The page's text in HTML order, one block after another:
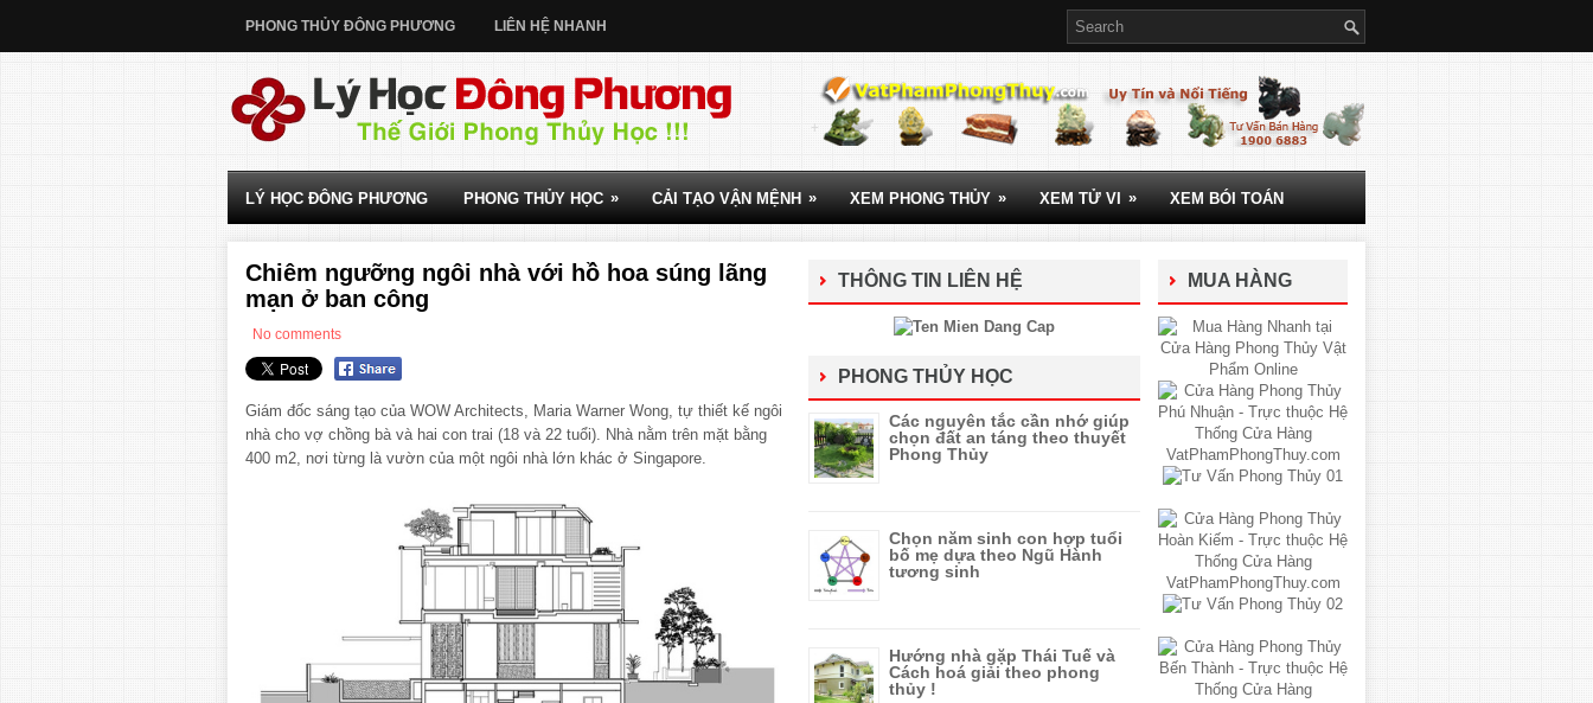
PHONG THỦY ĐÔNG PHƯƠNG LIÊN HỆ NHANH
LÝ HỌC ĐÔNG PHƯƠNG PHONG THỦY HỌC » CẢI TẠO VẬN MỆNH » XEM PHONG THỦY » XEM TỬ VI » XEM BÓI TOÁN
Chiêm ngưỡng ngôi nhà với hồ hoa súng lãng
mạn ở ban công
No comments
Giám đốc sáng tạo của WOW Architects, Maria Warner Wong, tự thiết kế ngôi
nhà cho vợ chồng bà và hai con trai (18 và 22 tuổi). Nhà nằm trên mặt bằng
400 m2, nơi từng là vườn của một ngôi nhà lớn khác ở Singapore.
THÔNG TIN LIÊN HỆ
PHONG THỦY HỌC
Các nguyên tắc cần nhớ giúp
chọn đất an táng theo thuyết
Phong Thủy
Chọn năm sinh con hợp tuổi
bố mẹ dựa theo Ngũ Hành
tương sinh
Hướng nhà gặp Thái Tuế và
Cách hoá giải theo phong
thủy !
MUA HÀNG